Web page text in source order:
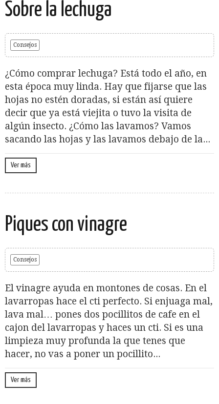
Sobre la lechuga
Consejos
¿Cómo comprar lechuga? Está todo el año, en
esta época muy linda. Hay que fijarse que las
hojas no estén doradas, si están así quiere
decir que ya está viejita o tuvo la visita de
algún insecto. ¿Cómo las lavamos? Vamos
sacando las hojas y las lavamos debajo de la...
Ver más
Piques con vinagre
Consejos
El vinagre ayuda en montones de cosas. En el
lavarropas hace el cti perfecto. Si enjuaga mal,
lava mal… pones dos pocillitos de cafe en el
cajon del lavarropas y haces un cti. Si es una
limpieza muy profunda la que tenes que
hacer, no vas a poner un pocillito...
Ver más